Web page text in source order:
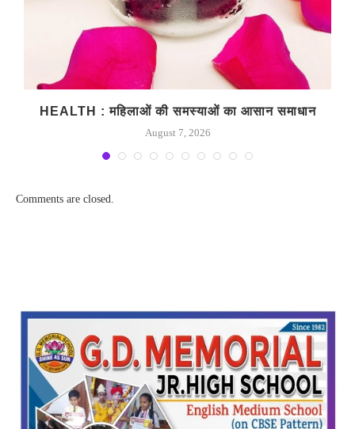
HEALTH : महिलाओं की समस्‍याओं का आसान समाधान
August 7, 2026
Comments are closed.